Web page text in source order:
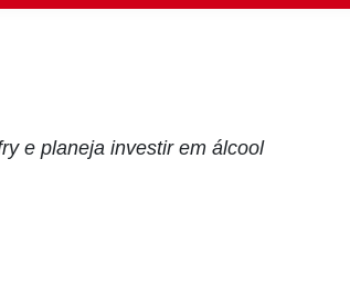
e planeja investir em álcool